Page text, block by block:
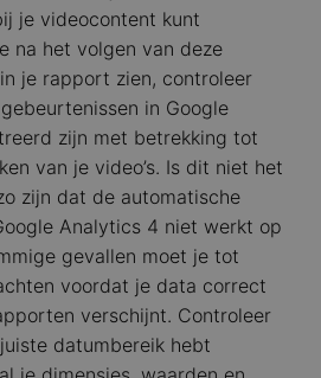
je videocontent kunt
na het volgen van deze
je rapport zien, controleer
in Google
zijn met betrekking tot
van je video’s. Is dit niet het
zijn dat de automatische
Analytics 4 niet werkt op
gevallen moet je tot
voordat je data correct
verschijnt. Controleer
datumbereik hebt